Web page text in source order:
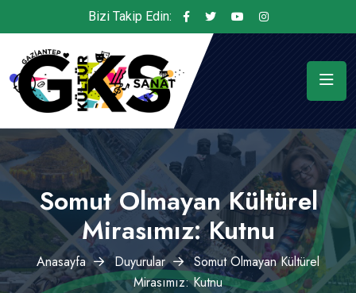
Bizi Takip Edin:
Somut Olmayan Kültürel
Mirasımız: Kutnu
Anasayfa Duyurular
Somut Olmayan Kültürel
Mirasımız: Kutnu